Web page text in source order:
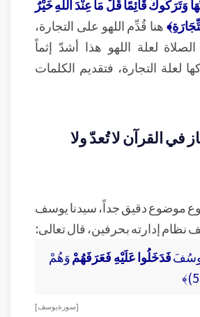
وَتَرَكُوكَ قَائِمًا قُلْ مَا عِنْدَ اللَّهِ خَيْرٌ
هنا قُدِّم اللهو على التجارة،
لعلة اللهو هذا أشدّ إثماً
لعلة التجارة، فتقديم الكلمات
في القرآن لا تُعدّ ولا
موضوع دقيق جداً، سيدنا يوسف
إدارته بحرفين، قال تعالى:
فَدَخَلُوا عَلَيْهِ فَعَرَفَهُمْوَهُمْ
[ سورة يوسف ]